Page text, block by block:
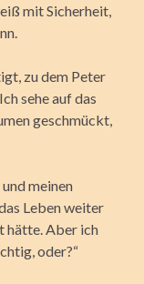
mit Sicherheit,
zu dem Peter
sehe auf das
geschmückt,
meinen
Leben weiter
hätte. Aber ich
oder?“